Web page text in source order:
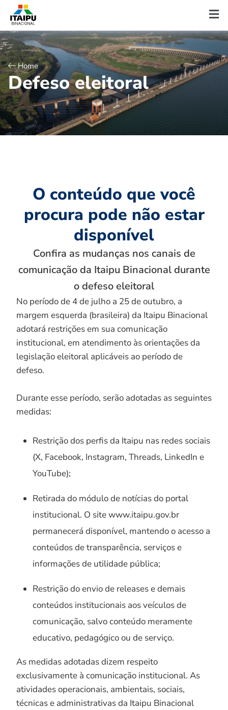
Home
Defeso eleitoral
O conteúdo que você
procura pode não estar
disponível
Confira as mudanças nos canais de
comunicação da Itaipu Binacional durante
o defeso eleitoral
No período de 4 de julho a 25 de outubro, a
margem esquerda (brasileira) da Itaipu Binacional
adotará restrições em sua comunicação
institucional, em atendimento às orientações da
legislação eleitoral aplicáveis ao período de
defeso.
Durante esse período, serão adotadas as seguintes
medidas:
Restrição dos perfis da Itaipu nas redes sociais
(X, Facebook, Instagram, Threads, LinkedIn e
YouTube);
Retirada do módulo de notícias do portal
institucional. O site www.itaipu.gov.br
permanecerá disponível, mantendo o acesso a
conteúdos de transparência, serviços e
informações de utilidade pública;
Restrição do envio de releases e demais
conteúdos institucionais aos veículos de
comunicação, salvo conteúdo meramente
educativo, pedagógico ou de serviço.
As medidas adotadas dizem respeito
exclusivamente à comunicação institucional. As
atividades operacionais, ambientais, sociais,
técnicas e administrativas da Itaipu Binacional